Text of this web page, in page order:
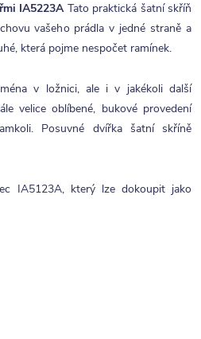
IA5223ATato praktická šatní skříň
vašeho prádla v jedné straně a
která pojme nespočet ramínek.
v ložnici, ale i v jakékoli další
velice oblíbené, bukové provedení
Posuvné dvířka šatní skříně
IA5123A, který lze dokoupit jako